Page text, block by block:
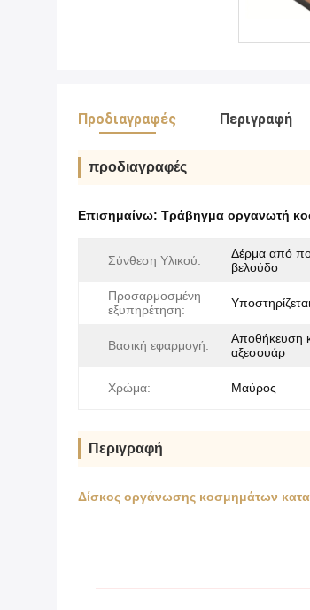
Προδιαγραφές Περιγραφή
προδιαγραφές
Επισημαίνω: Τράβηγμα οργανωτή
Σύνθεση Υλικού:
Δέρμα από
βελούδο
Προσαρμοσμένη
εξυπηρέτηση:
Βασική εφαρμογή:
Αποθήκευση
αξεσουάρ
Χρώμα: Μαύρος
Περιγραφή
Δίσκος οργάνωσης κοσμημάτων